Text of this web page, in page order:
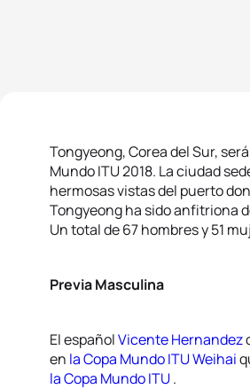
Tongyeong, Corea del Sur,
Mundo ITU 2018. La ciudad
hermosas vistas del puerto
Tongyeong ha sido anfitriona
Un total de 67 hombres y 51
Previa Masculina
El españolVicente Hernandez
en la Copa Mundo ITU Weihai
la Copa Mundo ITU.